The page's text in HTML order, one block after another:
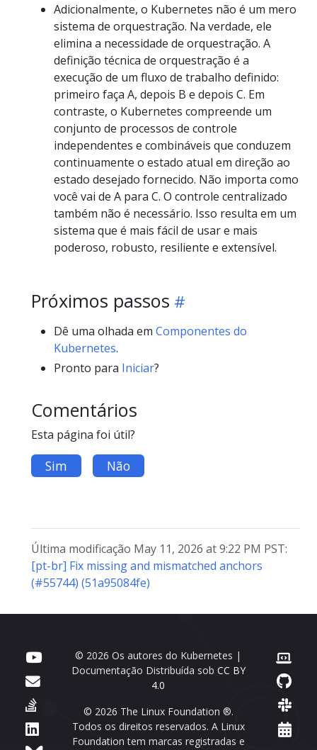
Adicionalmente, o Kubernetes não é um mero
sistema de orquestração. Na verdade, ele
elimina a necessidade de orquestração. A
definição técnica de orquestração é a
execução de um fluxo de trabalho definido:
primeiro faça A, depois B e depois C. Em
contraste, o Kubernetes compreende um
conjunto de processos de controle
independentes e combináveis que conduzem
continuamente o estado atual em direção ao
estado desejado fornecido. Não importa como
você vai de A para C. O controle centralizado
também não é necessário. Isso resulta em um
sistema que é mais fácil de usar e mais
poderoso, robusto, resiliente e extensível.
Próximos passos
Dê uma olhada em Componentes do
Kubernetes.
Pronto para Iniciar?
Comentários
Esta página foi útil?
Sim Não
Última modificação May 11, 2026 at 9:22 PM PST:
[pt-br] Fix missing and mismatched anchors
(#55744) (51a95084fe)
© 2026 Os autores do Kubernetes |
Documentação Distribuída sob CC BY
4.0
© 2026 The Linux Foundation ®.
Todos os direitos reservados. A Linux
Foundation tem marcas registradas e